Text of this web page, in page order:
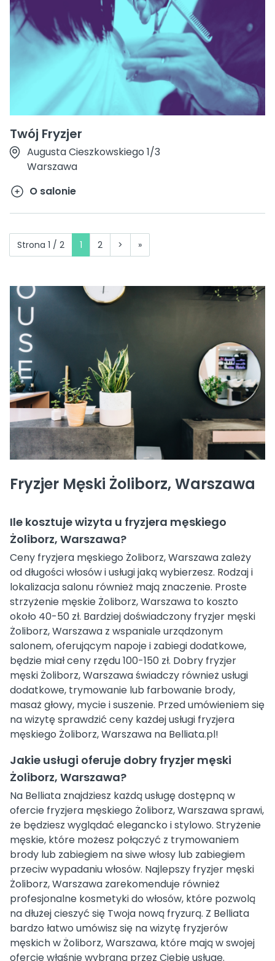
Twój Fryzjer
Augusta Cieszkowskiego 1/3
Warszawa
O salonie
Strona 1 / 2 1 2 > »
Fryzjer Męski Żoliborz, Warszawa
Ile kosztuje wizyta u fryzjera męskiego
Żoliborz, Warszawa?
Ceny fryzjera męskiego Żoliborz, Warszawa zależy
od długości włosów i usługi jaką wybierzesz. Rodzaj i
lokalizacja salonu również mają znaczenie. Proste
strzyżenie męskie Żoliborz, Warszawa to koszto
około 40-50 zł. Bardziej doświadczony fryzjer męski
Żoliborz, Warszawa z wspaniale urządzonym
salonem, oferującym napoje i zabiegi dodatkowe,
będzie miał ceny rzędu 100-150 zł. Dobry fryzjer
męski Żoliborz, Warszawa świadczy również usługi
dodatkowe, trymowanie lub farbowanie brody,
masaż głowy, mycie i suszenie. Przed umówieniem się
na wizytę sprawdzić ceny każdej usługi fryzjera
męskiego Żoliborz, Warszawa na Belliata.pl!
Jakie usługi oferuje dobry fryzjer męski
Żoliborz, Warszawa?
Na Belliata znajdziesz każdą usługę dostępną w
ofercie fryzjera męskiego Żoliborz, Warszawa sprawi,
że będziesz wyglądać elegancko i stylowo. Stryżenie
męskie, które możesz połączyć z trymowaniem
brody lub zabiegiem na siwe włosy lub zabiegiem
przeciw wypadaniu włosów. Najlepszy fryzjer męski
Żoliborz, Warszawa zarekomenduje również
profesjonalne kosmetyki do włosów, które pozwolą
na dłużej cieszyć się Twoja nową fryzurą. Z Belliata
bardzo łatwo umówisz się na wizytę fryzjerów
męskich w Żoliborz, Warszawa, które mają w swojej
ofercie właśnie wybraną przez Ciebie usługę.